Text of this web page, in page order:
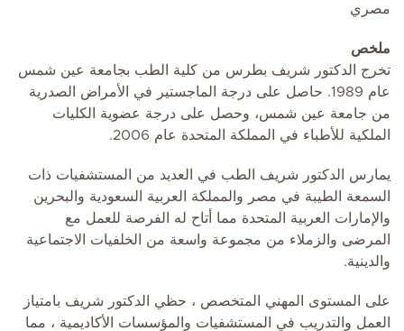
مصري
ملخص
تخرج الدكتور شريف بطرس من كلية الطب بجامعة عين شمس
عام 1989. حاصل على درجة الماجستير في الأمراض الصدرية
من جامعة عين شمس، وحصل على درجة عضوية الكليات
الملكية للأطباء في المملكة المتحدة عام 2006.
يمارس الدكتور شريف الطب في العديد من المستشفيات ذات
السمعة الطيبة في مصر والمملكة العربية السعودية والبحرين
والإمارات العربية المتحدة مما أتاح له الفرصة للعمل مع
المرضى والزملاء من مجموعة واسعة من الخلفيات الاجتماعية
والدينية.
على المستوى المهني المتخصص ، حظي الدكتور شريف بامتياز
العمل والتدريب في المستشفيات والمؤسسات الأكاديمية ، مما